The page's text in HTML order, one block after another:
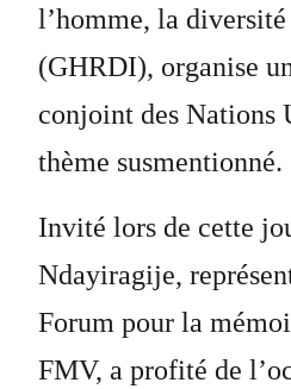
l’homme, la
(GHRDI), organise
conjoint des Nations
thème susmentionné.
Invité lors de cette
Ndayiragije,
Forum pour la
FMV, a profité de